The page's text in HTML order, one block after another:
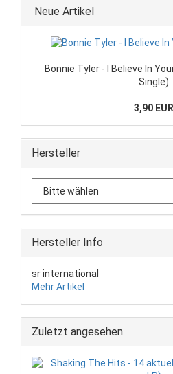
Neue Artikel
Bonnie Tyler - I Believe In
Single)
3,90 EUR
Hersteller
Hersteller Info
sr international
Mehr Artikel
Zuletzt angesehen